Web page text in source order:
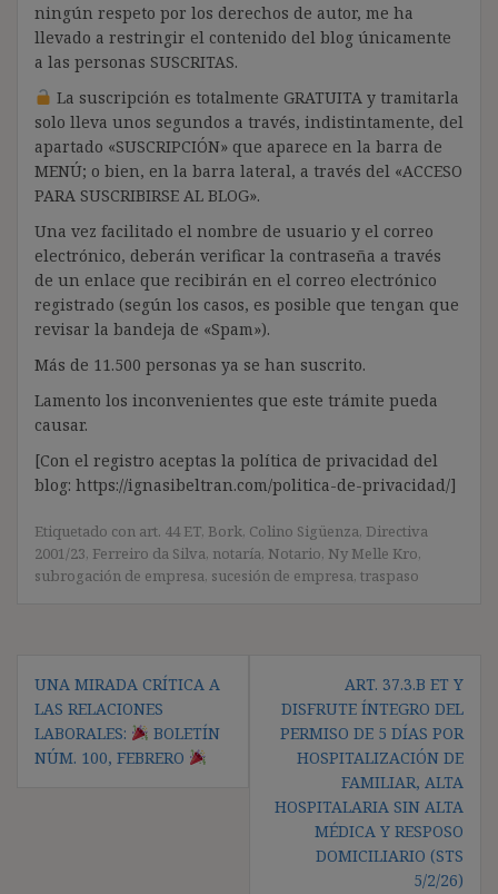
ningún respeto por los derechos de autor, me ha
llevado a restringir el contenido del blog únicamente
a las personas SUSCRITAS.
La suscripción es totalmente GRATUITA y tramitarla
solo lleva unos segundos a través, indistintamente, del
apartado «SUSCRIPCIÓN» que aparece en la barra de
MENÚ; o bien, en la barra lateral, a través del «ACCESO
PARA SUSCRIBIRSE AL BLOG».
Una vez facilitado el nombre de usuario y el correo
electrónico, deberán verificar la contraseña a través
de un enlace que recibirán en el correo electrónico
registrado (según los casos, es posible que tengan que
revisar la bandeja de «Spam»).
Más de 11.500 personas ya se han suscrito.
Lamento los inconvenientes que este trámite pueda
causar.
[Con el registro aceptas la política de privacidad del
blog: https://ignasibeltran.com/politica-de-privacidad/]
Etiquetado con art. 44 ET, Bork, Colino Sigüenza, Directiva
2001/23, Ferreiro da Silva, notaría, Notario, Ny Melle Kro,
subrogación de empresa, sucesión de empresa, traspaso
Navegación
de
entradas
UNA MIRADA CRÍTICA A
LAS RELACIONES
LABORALES:
BOLETÍN
NÚM. 100, FEBRERO
ART. 37.3.B ET Y
DISFRUTE ÍNTEGRO DEL
PERMISO DE 5 DÍAS POR
HOSPITALIZACIÓN DE
FAMILIAR, ALTA
HOSPITALARIA SIN ALTA
MÉDICA Y RESPOSO
DOMICILIARIO (STS
5/2/26)